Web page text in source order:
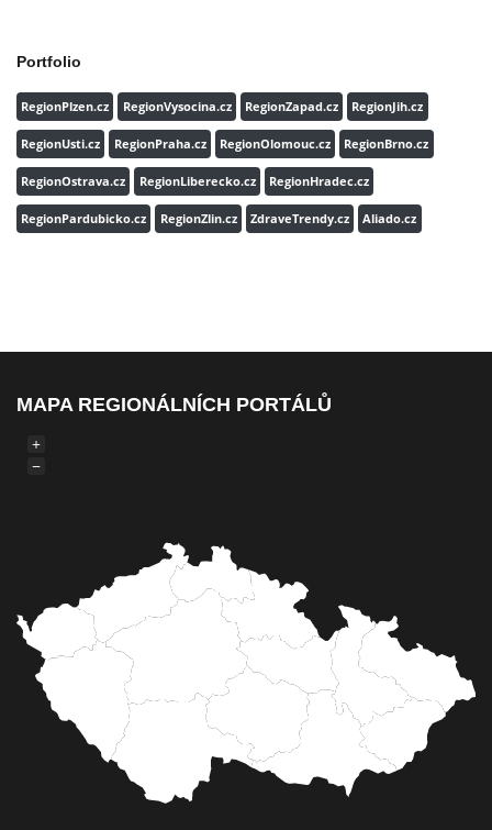
Portfolio
RegionPlzen.cz RegionVysocina.cz RegionZapad.cz RegionJih.cz
RegionUsti.cz RegionPraha.cz RegionOlomouc.cz RegionBrno.cz
RegionOstrava.cz RegionLiberecko.cz RegionHradec.cz
RegionPardubicko.cz RegionZlin.cz ZdraveTrendy.cz Aliado.cz
MAPA REGIONÁLNÍCH PORTÁLŮ
+
−